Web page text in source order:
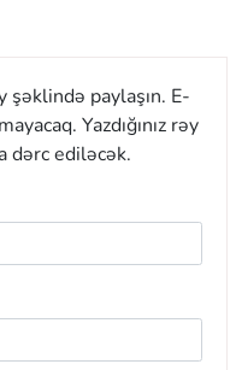
şəklində paylaşın. E-
Yazdığınız rəy
dərc ediləcək.